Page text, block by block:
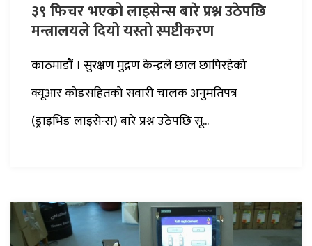
३९ फिचर भएको लाइसेन्स बारे प्रश्न उठेपछि
मन्त्रालयले दियो यस्तो स्पष्टीकरण
काठमाडौं । सुरक्षण मुद्रण केन्द्रले छाल छापिरहेको
क्यूआर कोडसहितको सवारी चालक अनुमतिपत्र
(ड्राइभिङ लाइसेन्स) बारे प्रश्न उठेपछि सू...